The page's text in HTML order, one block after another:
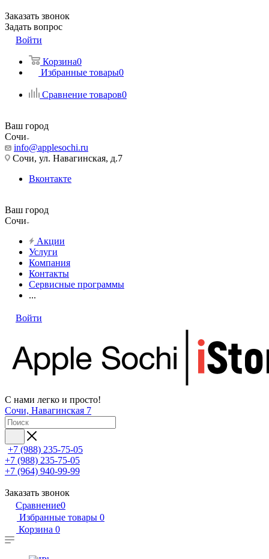
Заказать звонок
Задать вопрос
Войти
Корзина0
Избранные товары0
Сравнение товаров0
Ваш город
Сочи
info@applesochi.ru
Сочи, ул. Навагинская, д.7
Вконтакте
Ваш город
Сочи
Акции
Услуги
Компания
Контакты
Сервисные программы
...
Войти
С нами легко и просто!
Сочи, Навагинская 7
+7 (988) 235-75-05
+7 (988) 235-75-05
+7 (964) 940-99-99
Заказать звонок
Сравнение0
Избранные товары 0
Корзина 0